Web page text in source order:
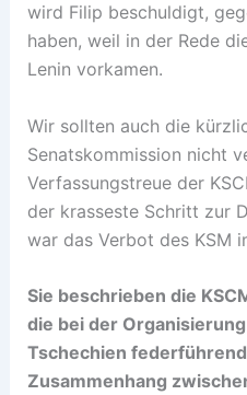
wird Filip beschuldigt,
haben, weil in der Rede
Lenin vorkamen.
Wir sollten auch die
Senatskommission nicht
Verfassungstreue der
der krasseste Schritt zur
war das Verbot des KSM
Sie beschrieben die
die bei der
Tschechien
Zusammenhang